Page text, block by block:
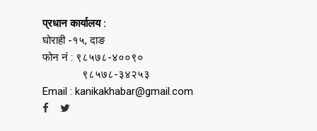
प्रधान कार्यालय :
घोराही -१५, दाङ
फोन नं : ९८५७८-४००९०
९८५७८-३४२५३
Email : kanikakhabar@gmail.com